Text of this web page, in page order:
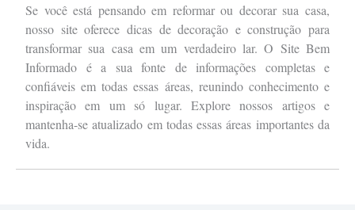
Se você está pensando em reformar ou decorar sua casa,
nosso site oferece dicas de decoração e construção para
transformar sua casa em um verdadeiro lar. O Site Bem
Informado é a sua fonte de informações completas e
confiáveis em todas essas áreas, reunindo conhecimento e
inspiração em um só lugar. Explore nossos artigos e
mantenha-se atualizado em todas essas áreas importantes da
vida.